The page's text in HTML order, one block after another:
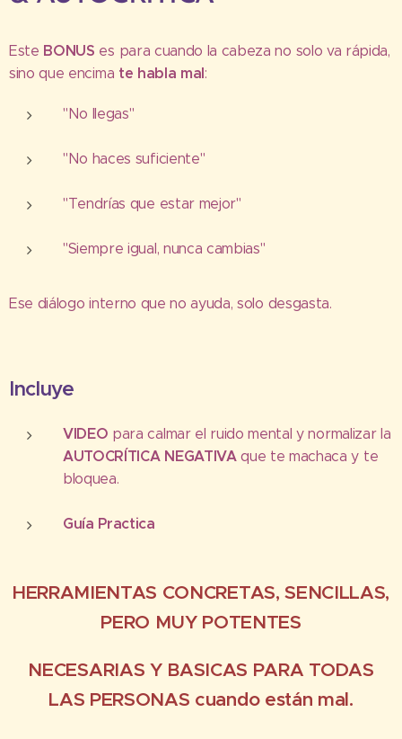
Este BONUS es para cuando la cabeza no solo va rápida,
sino que encima te habla mal:
"No llegas"
"No haces suficiente"
"Tendrías que estar mejor"
"Siempre igual, nunca cambias"
Ese diálogo interno que no ayuda, solo desgasta.
Incluye
VIDEO para calmar el ruido mental y normalizar la
AUTOCRÍTICA NEGATIVAque te machaca y te
bloquea.
Guía Practica
HERRAMIENTAS CONCRETAS, SENCILLAS,
PERO MUY POTENTES
NECESARIAS Y BASICAS PARA TODAS
LAS PERSONAS cuando están mal.